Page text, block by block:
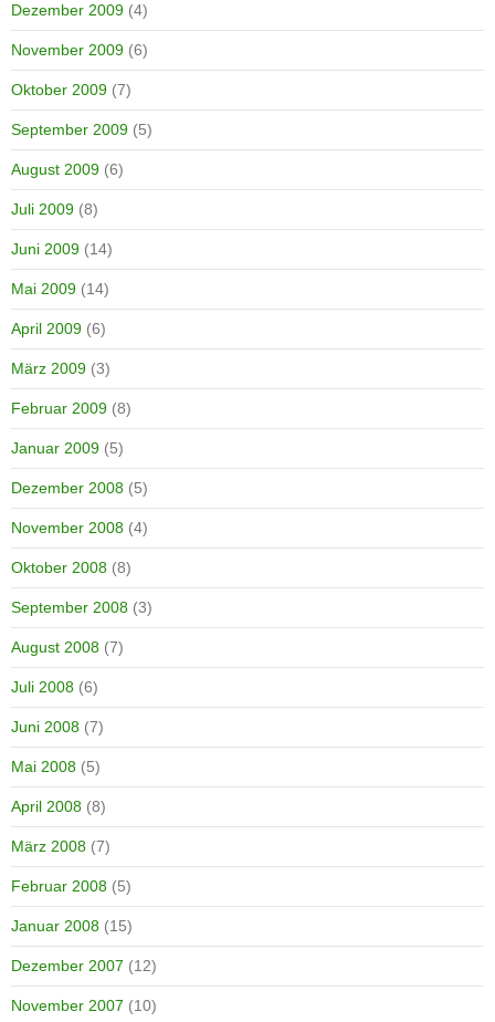
Dezember 2009 (4)
November 2009 (6)
Oktober 2009 (7)
September 2009 (5)
August 2009 (6)
Juli 2009 (8)
Juni 2009 (14)
Mai 2009 (14)
April 2009 (6)
März 2009 (3)
Februar 2009 (8)
Januar 2009 (5)
Dezember 2008 (5)
November 2008 (4)
Oktober 2008 (8)
September 2008 (3)
August 2008 (7)
Juli 2008 (6)
Juni 2008 (7)
Mai 2008 (5)
April 2008 (8)
März 2008 (7)
Februar 2008 (5)
Januar 2008 (15)
Dezember 2007 (12)
November 2007 (10)